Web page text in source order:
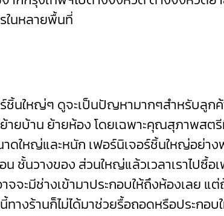
ในหลายพื้นที่
ชิ้นใหญ่ๆ ดูจะเป็นปัญหามากๆสำหรับลูก
ายบ้าน ย้ายห้อง โดยเฉพาะคุณสุภาพสต
าดใหญ่และหนัก เฟอร์นิเจอร์ชิ้นใหญ่อย่า
น ชั้นวางของ ส่วนใหญ่แล้วเวลาเราไปซื้อ
จจะมีช่างเข้ามาประกอบให้ถึงห้องเลย แ
างร้านก็ไม่ได้มาช่วยรื้อถอดหรือประกอบ